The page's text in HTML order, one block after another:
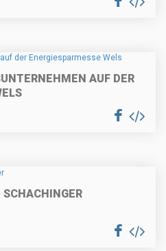
AUF DER